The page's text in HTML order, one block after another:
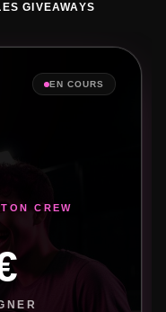
GIVEAWAYS
EN COURS
CREW